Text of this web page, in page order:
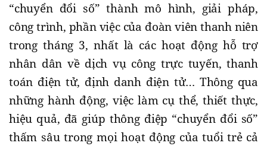
“chuyển đổi số” thành mô hình, giải pháp,
công trình, phần việc của đoàn viên thanh niên
trong tháng 3, nhất là các hoạt động hỗ trợ
nhân dân về dịch vụ công trực tuyến, thanh
toán điện tử, định danh điện tử… Thông qua
những hành động, việc làm cụ thể, thiết thực,
hiệu quả, đã giúp thông điệp “chuyển đổi số”
thấm sâu trong mọi hoạt động của tuổi trẻ cả